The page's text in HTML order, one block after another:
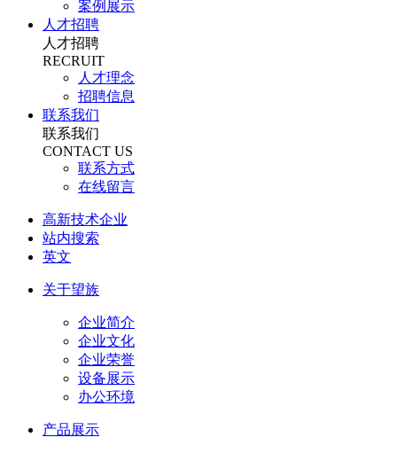
案例展示
人才招聘
人才招聘
RECRUIT
人才理念
招聘信息
联系我们
联系我们
CONTACT US
联系方式
在线留言
高新技术企业
站内搜索
英文
关于望族
企业简介
企业文化
企业荣誉
设备展示
办公环境
产品展示